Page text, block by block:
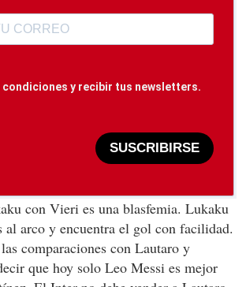
condiciones y recibir tus newsletters.
SUSCRIBIRSE
con Vieri es una blasfemia. Lukaku
al arco y encuentra el gol con facilidad.
comparaciones con Lautaro y
que hoy solo Leo Messi es mejor